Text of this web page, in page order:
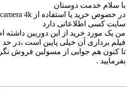
با سلام خدمت دوستان
سایت کسی اطلاعاتی دارد
من یک مورد خرید از این دوربین
فیلم برداری آن خیلی پایین است ،در حد 2 مگا پیکسل
تا کنون هم جوابی از مسولین فروش
بفرمایید .